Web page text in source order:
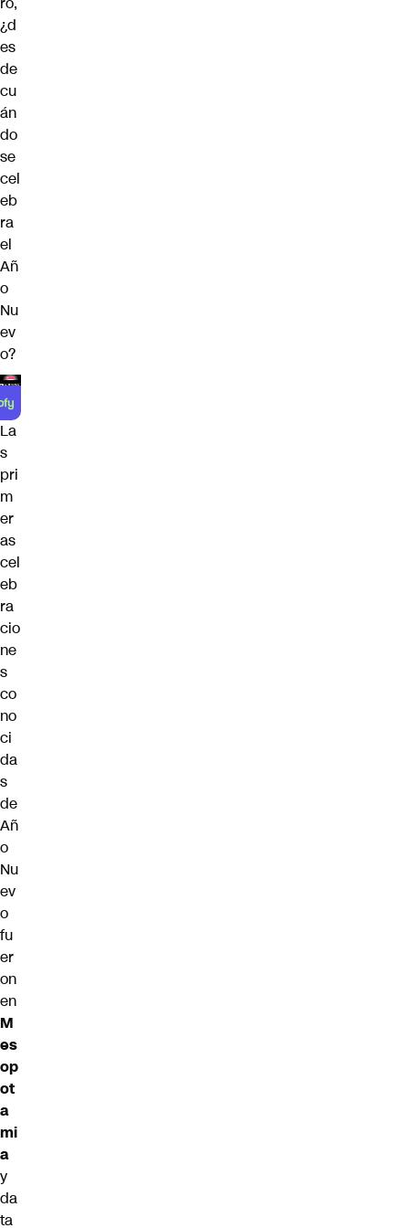
¿d
es
de
cu
án
do
se
cel
eb
ra
el
Añ
o
Nu
ev
o?
La
s
pri
m
er
as
cel
eb
ra
cio
ne
s
co
no
ci
da
s
de
Añ
o
Nu
ev
o
fu
er
on
en
M
es
op
ot
a
mi
a
y
da
ta